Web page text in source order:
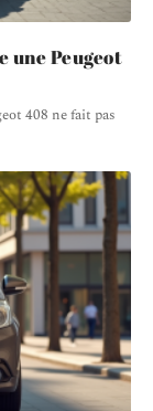
une Peugeot
408 ne fait pas